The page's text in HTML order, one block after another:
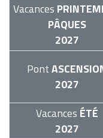
Vacances
PÂQUES
2027
Pont
2027
Vacances ÉTÉ
2027